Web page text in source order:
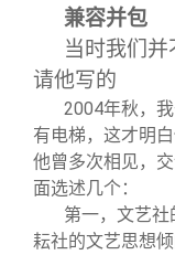
兼容并包
当时我们
请他写的
2004年秋，
有电梯，这才明
他曾多次相见，
面选述几个：
第一，文艺
耘社的文艺思想